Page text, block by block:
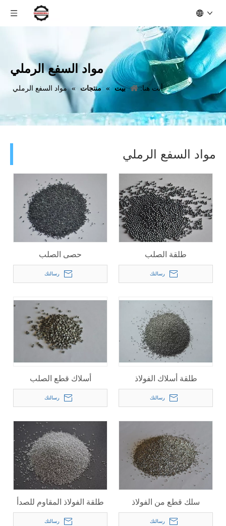
مواد السفع الرملي
أنت هنا: بيت » منتجات » مواد السفع الرملي
مواد السفع الرملي
طلقة الصلب
رسالتك
حصى الصلب
رسالتك
طلقة أسلاك الفولاذ
رسالتك
أسلاك قطع الصلب
رسالتك
سلك قطع من الفولاذ
المقاوم للصدأ
رسالتك
طلقة الفولاذ المقاوم للصدأ
رسالتك